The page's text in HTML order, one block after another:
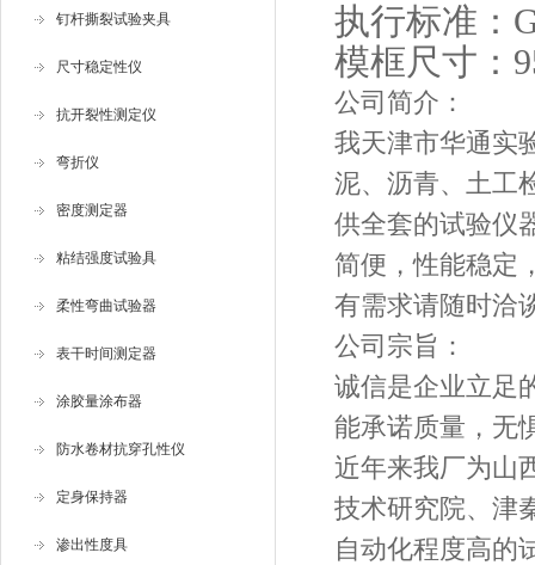
钉杆撕裂试验夹具
尺寸稳定性仪
抗开裂性测定仪
弯折仪
密度测定器
粘结强度试验具
柔性弯曲试验器
表干时间测定器
涂胶量涂布器
防水卷材抗穿孔性仪
定身保持器
渗出性度具
执行标准：
模框尺寸：
公司简介：
我天津市华通实
泥、沥青、土工
供全套的试验仪
简便，性能稳定
有需求请随时洽
公司宗旨：
诚信是企业立足
能承诺质量，无
近年来我厂为山
技术研究院、津
自动化程度高的